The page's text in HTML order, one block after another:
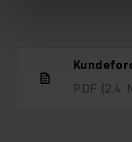
PDF (2,4